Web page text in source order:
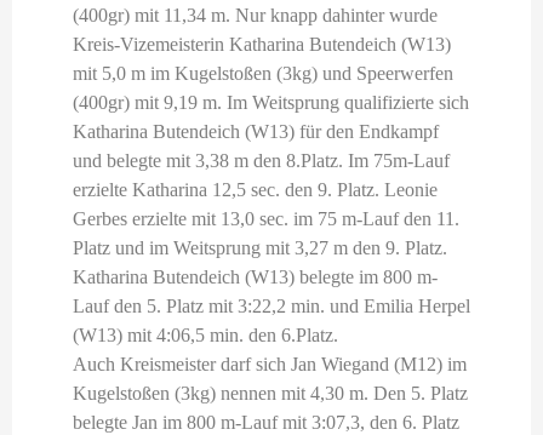
(400gr) mit 11,34 m. Nur knapp dahinter wurde
Kreis-Vizemeisterin Katharina Butendeich (W13)
mit 5,0 m im Kugelstoßen (3kg) und Speerwerfen
(400gr) mit 9,19 m. Im Weitsprung qualifizierte sich
Katharina Butendeich (W13) für den Endkampf
und belegte mit 3,38 m den 8.Platz. Im 75m-Lauf
erzielte Katharina 12,5 sec. den 9. Platz. Leonie
Gerbes erzielte mit 13,0 sec. im 75 m-Lauf den 11.
Platz und im Weitsprung mit 3,27 m den 9. Platz.
Katharina Butendeich (W13) belegte im 800 m-
Lauf den 5. Platz mit 3:22,2 min. und Emilia Herpel
(W13) mit 4:06,5 min. den 6.Platz.
Auch Kreismeister darf sich Jan Wiegand (M12) im
Kugelstoßen (3kg) nennen mit 4,30 m. Den 5. Platz
belegte Jan im 800 m-Lauf mit 3:07,3, den 6. Platz